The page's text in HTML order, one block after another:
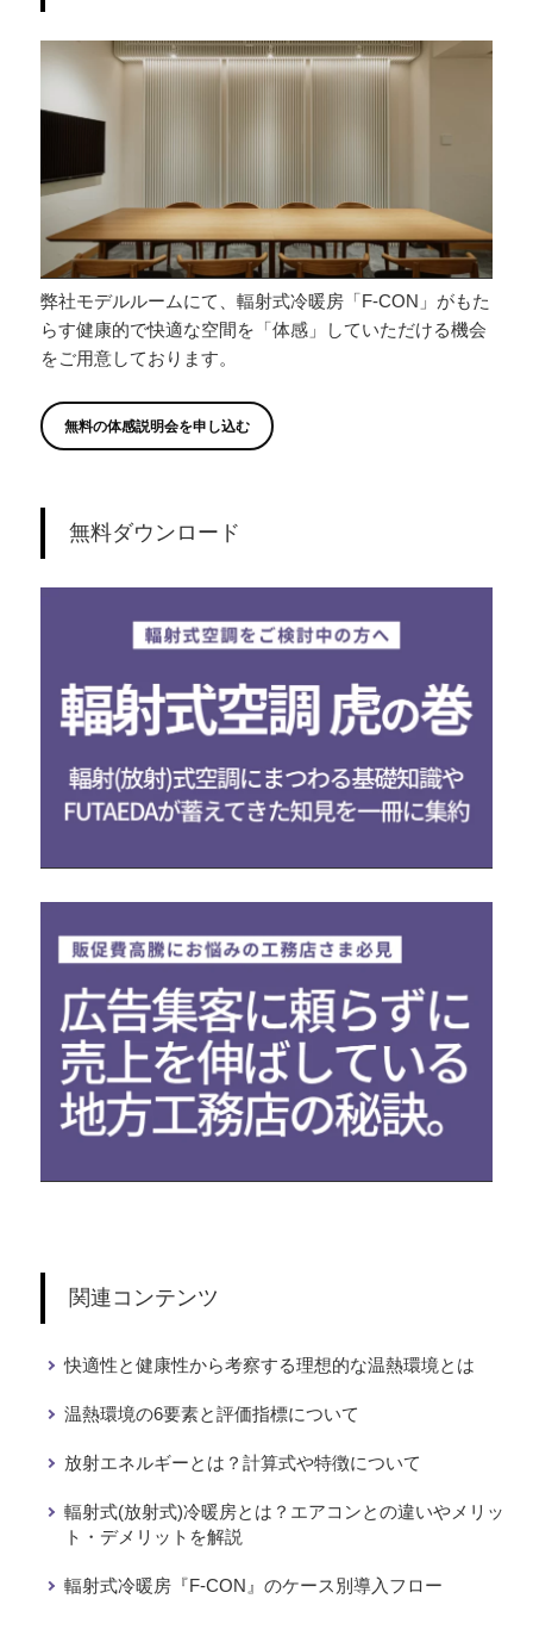
弊社モデルルームにて、輻射式冷暖房「F-CON」がもた
らす健康的で快適な空間を「体感」していただける機会
をご用意しております。
無料の体感説明会を申し込む
無料ダウンロード
関連コンテンツ
快適性と健康性から考察する理想的な温熱環境とは
温熱環境の6要素と評価指標について
放射エネルギーとは？計算式や特徴について
輻射式(放射式)冷暖房とは？エアコンとの違いやメリッ
ト・デメリットを解説
輻射式冷暖房『F-CON』のケース別導入フロー